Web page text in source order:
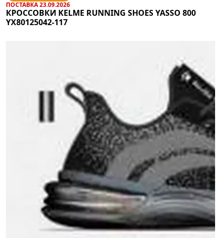
ПОСТАВКА 23.09.2026
КРОССОВКИ KELME RUNNING SHOES YASSO 800
YX80125042-117